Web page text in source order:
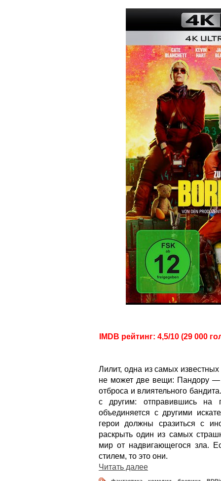
IMDB рейтинг: 4,5/10 (29 000
Лилит, одна из самых
не может две вещи: Пандору —
отброса и влиятельного
с другим: отправившись на
объединяется с другими
герои должны сразиться с
раскрыть один из самых
мир от надвигающегося зла.
стилем, то это они.
Читать далее